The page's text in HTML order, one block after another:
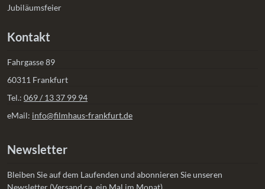
Jubiläumsfeier
Kontakt
Fahrgasse 89
60311 Frankfurt
Tel.: 069 / 13 37 99 94
eMail: info@filmhaus-frankfurt.de
Newsletter
Bleiben Sie auf dem Laufenden und abonnieren Sie unseren
Newsletter (Versand ca. ein Mal im Monat).